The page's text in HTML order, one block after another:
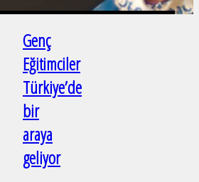
Genç
Eğitimciler
Türkiye’de
bir
araya
geliyor